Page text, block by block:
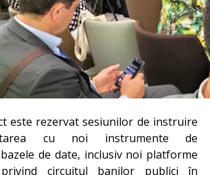
este rezervat sesiunilor de instruire
cu noi instrumente de
de date, inclusiv noi platforme
privind circuitul banilor publici în